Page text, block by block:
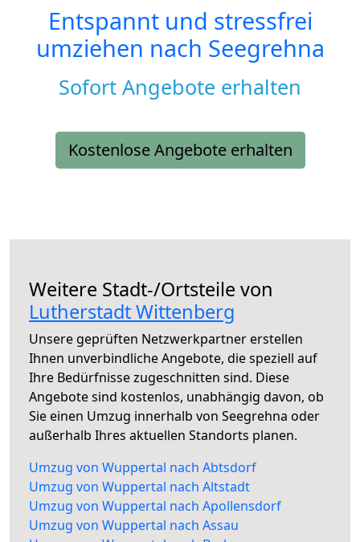
Entspannt und stressfrei
umziehen nach Seegrehna
Sofort Angebote erhalten
Kostenlose Angebote erhalten
Weitere Stadt-/Ortsteile von
Lutherstadt Wittenberg
Unsere geprüften Netzwerkpartner erstellen
Ihnen unverbindliche Angebote, die speziell auf
Ihre Bedürfnisse zugeschnitten sind. Diese
Angebote sind kostenlos, unabhängig davon, ob
Sie einen Umzug innerhalb von Seegrehna oder
außerhalb Ihres aktuellen Standorts planen.
Umzug von Wuppertal nach Abtsdorf
Umzug von Wuppertal nach Altstadt
Umzug von Wuppertal nach Apollensdorf
Umzug von Wuppertal nach Assau